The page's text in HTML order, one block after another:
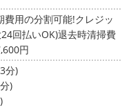
費用の分割可能!クレジッ
回払いOK)退去時清掃費
円
分)
)